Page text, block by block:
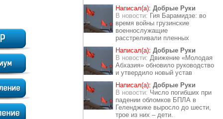
Написал(а): Добрые Руки
В новости: Гия Барамидзе: во
время войны грузинские
военнослужащие
расстреливали пленных
Написал(а): Добрые Руки
В новости: Движение «Молодая
Абхазия» обновило руководство
и утвердило новый устав
Написал(а): Добрые Руки
В новости: Число погибших при
падении обломков БПЛА в
Геленджике выросло до шести,
трое из них – дети.